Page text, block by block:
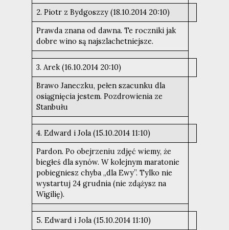
2. Piotr z Bydgoszzy (18.10.2014 20:10)
Prawda znana od dawna. Te roczniki jak
dobre wino są najszlachetniejsze.
3. Arek (16.10.2014 20:10)
Brawo Janeczku, pełen szacunku dla
osiągnięcia jestem. Pozdrowienia ze
Stanbułu
4. Edward i Jola (15.10.2014 11:10)
Pardon. Po obejrzeniu zdjęć wiemy, że
biegłeś dla synów. W kolejnym maratonie
pobiegniesz chyba „dla Ewy”. Tylko nie
wystartuj 24 grudnia (nie zdążysz na
Wigilię).
5. Edward i Jola (15.10.2014 11:10)